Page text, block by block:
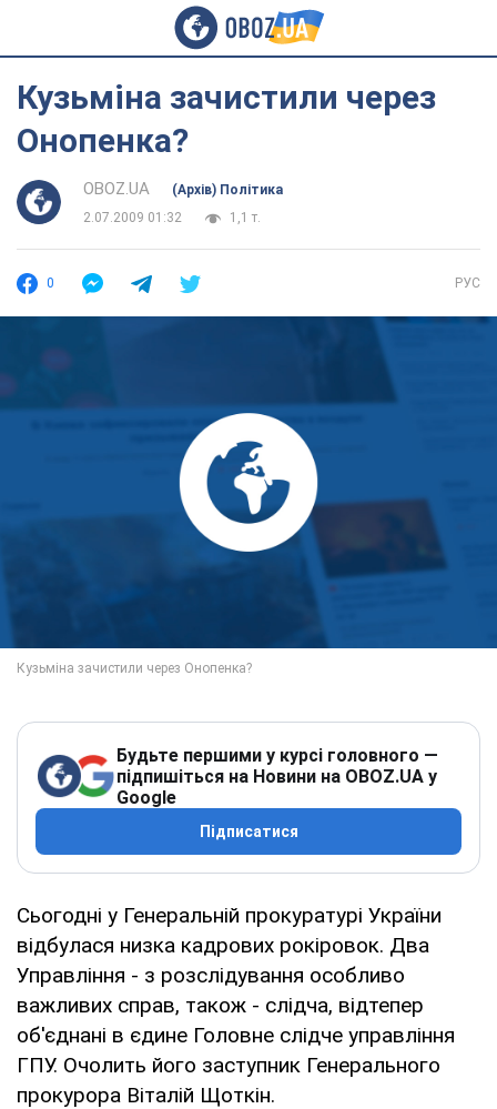
Кузьміна зачистили через
Онопенка?
OBOZ.UA
(Архів) Політика
2.07.2009 01:32
1,1 т.
0 РУС
Будьте першими у курсі головного —
підпишіться на Новини на OBOZ.UA у
Google
Підписатися
Сьогодні у Генеральній прокуратурі України
відбулася низка кадрових рокіровок. Два
Управління - з розслідування особливо
важливих справ, також - слідча, відтепер
об'єднані в єдине Головне слідче управління
ГПУ. Очолить його заступник Генерального
прокурора Віталій Щоткін.